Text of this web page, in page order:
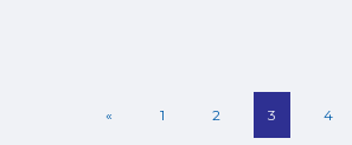
« 1 2 3 4